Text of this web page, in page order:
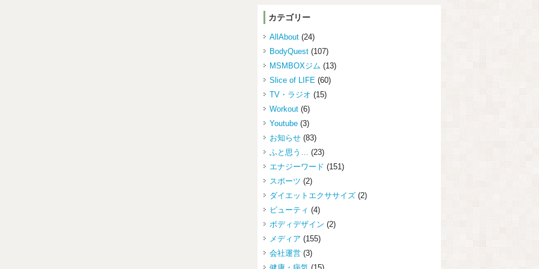
カテゴリー
AllAbout(24)
BodyQuest(107)
MSMBOXジム (13)
Slice of LIFE (60)
TV・ラジオ (15)
Workout(6)
Youtube(3)
お知らせ(83)
ふと思う…
(23)
エナジーワード (151)
スポーツ (2)
ダイエットエクササイズ(2)
ビューティ (4)
ボディデザイン (2)
メディア (155)
会社運営(3)